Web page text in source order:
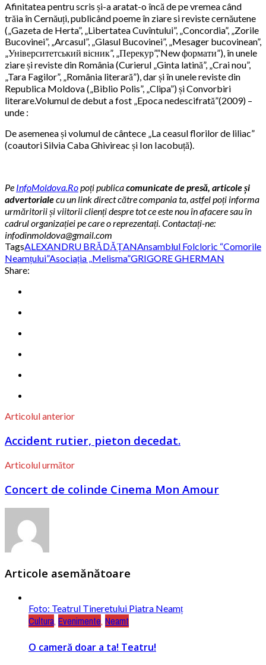
Afinitatea pentru scris și-a aratat-o încă de pe vremea când
trăia în Cernăuți, publicând poeme în ziare si reviste cernăutene
(„Gazeta de Herta”, „Libertatea Cuvîntului”, „Concordia”, „Zorile
Bucovinei”, „Arcasul”, „Glasul Bucovinei”, „Mesager bucovinean”,
„Університетський вісник”, „Перекур”,”New формати”), în unele
ziare și reviste din România (Curierul „Ginta latină”, „Crai nou”,
„Tara Fagilor”, „România literară”), dar și în unele reviste din
Republica Moldova („Biblio Polis”, „Clipa”) și Convorbiri
literare.Volumul de debut a fost „Epoca nedescifrată”(2009) –
unde :
De asemenea și volumul de cântece „La ceasul florilor de liliac”
(coautori Silvia Caba Ghivireac și Ion Iacobuță).
Pe InfoMoldova.Ropoți publicacomunicate de presă, articole și
advertorialecu un link direct către compania ta, astfel poți informa
urmăritorii și viitorii clienți despre tot ce este nou în afacere sau în
cadrul organizației pe care o reprezentați. Contactați-ne:
infodinmoldova@gmail.com
TagsALEXANDRU BRĂDĂȚANAnsamblul Folcloric “Comorile
Neamțului”Asociația „Melisma”GRIGORE GHERMAN
Share:
Articolul anterior
Accident rutier, pieton decedat.
Articolul următor
Concert de colinde Cinema Mon Amour
Articole asemănătoare
Foto: Teatrul Tineretului Piatra Neamț
Cultura, Evenimente, Neamt
O cameră doar a ta! Teatru!